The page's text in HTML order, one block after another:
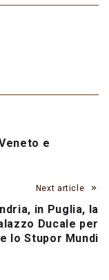
e
Next article
in Puglia, la
Ducale per
lo Stupor Mundi